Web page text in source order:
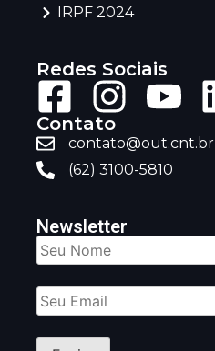
IRPF 2024
Redes Sociais
Contato
contato@out.cnt.br
(62) 3100-5810
Newsletter